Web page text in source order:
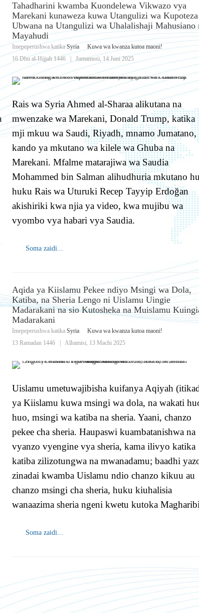
Tahadharini kwamba Kuondelewa Vikwazo vya
Marekani kunaweza kuwa Utangulizi wa Kupoteza
Ubwana na Utangulizi wa Uhalalishaji Mahusiano
Mayahudi
Imepeperushwa katika Syria
Kuwa wa kwanza kutoa maoni!
16 Dhu al-Hijjah 1446
|Jumamosi, 14 Juni 2025
Rais wa Syria Ahmed al-Sharaa alikutana na
mwenzake wa Marekani, Donald Trump, katika
mji mkuu wa Saudi, Riyadh, mnamo Jumatano,
kando ya mkutano wa kilele wa Ghuba na
Marekani. Mfalme matarajiwa wa Saudia
Mohammed bin Salman alihudhuria mkutano
huku Rais wa Uturuki Recep Tayyip Erdoğan
akishiriki kwa njia ya video, kwa mujibu wa
vyombo vya habari vya Saudia.
Soma zaidi...
Aqida ya Kiislamu Pekee ndiyo Msingi wa Dola,
Katiba, na Sheria Lengo ni Uislamu Uingie
Madarakani na sio Kutosheka na Muislamu
Madarakani
Imepeperushwa katika Syria
Kuwa wa kwanza kutoa maoni!
13 Ramadan 1446
|Alhamisi, 13 Machi 2025
Uislamu umetuwajibisha kuifanya Aqiyah
ya Kiislamu kuwa msingi wa dola, na wakati
huo, msingi wa katiba na sheria. Yaani, chanzo
pekee cha sheria. Haupaswi kuambatanishwa na
vyanzo vyengine vya sheria, kama ilivyo katika
katiba zilizotungwa na mwanadamu; baadhi
zinadai kwamba Uislamu ndio chanzo kikuu au
chanzo msingi cha sheria, huku kiuhalisia
wanaazima sheria ngeni kwetu kutoka
Soma zaidi...